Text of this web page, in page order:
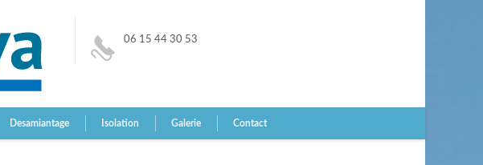
06 15 44 30 53
Desamiantage Isolation Galerie Contact